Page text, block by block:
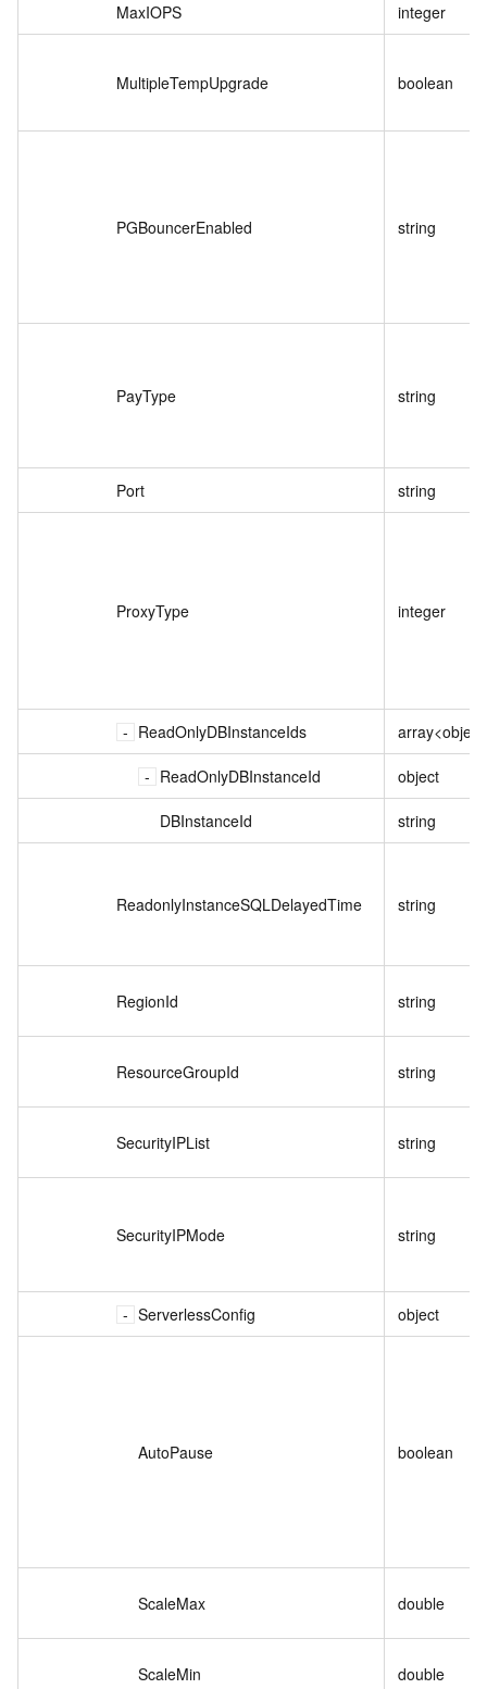
MaxIOPS integer
MultipleTempUpgrade boolean
PGBouncerEnabled string
PayType string
Port string
ProxyType integer
ReadOnlyDBInstanceIds
ReadOnlyDBInstanceId object
DBInstanceId string
ReadonlyInstanceSQLDelayedTime string
RegionId string
ResourceGroupId string
SecurityIPList string
SecurityIPMode string
ServerlessConfig object
AutoPause boolean
ScaleMax double
ScaleMin double